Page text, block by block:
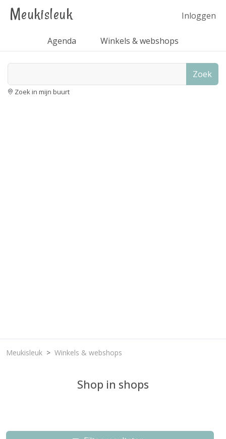
Meukisleuk Inloggen
Agenda Winkels & webshops
Zoek
Zoek in mijn buurt
Meukisleuk Winkels & webshops
Shop in shops